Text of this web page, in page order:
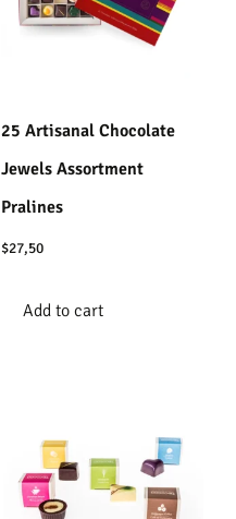
25 Artisanal Chocolate
Jewels Assortment
Pralines
$27,50
Add to cart